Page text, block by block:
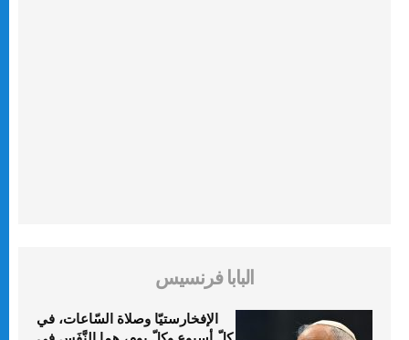
البابا فرنسيس
الإفخارستيّا وصلاة السّاعات، في